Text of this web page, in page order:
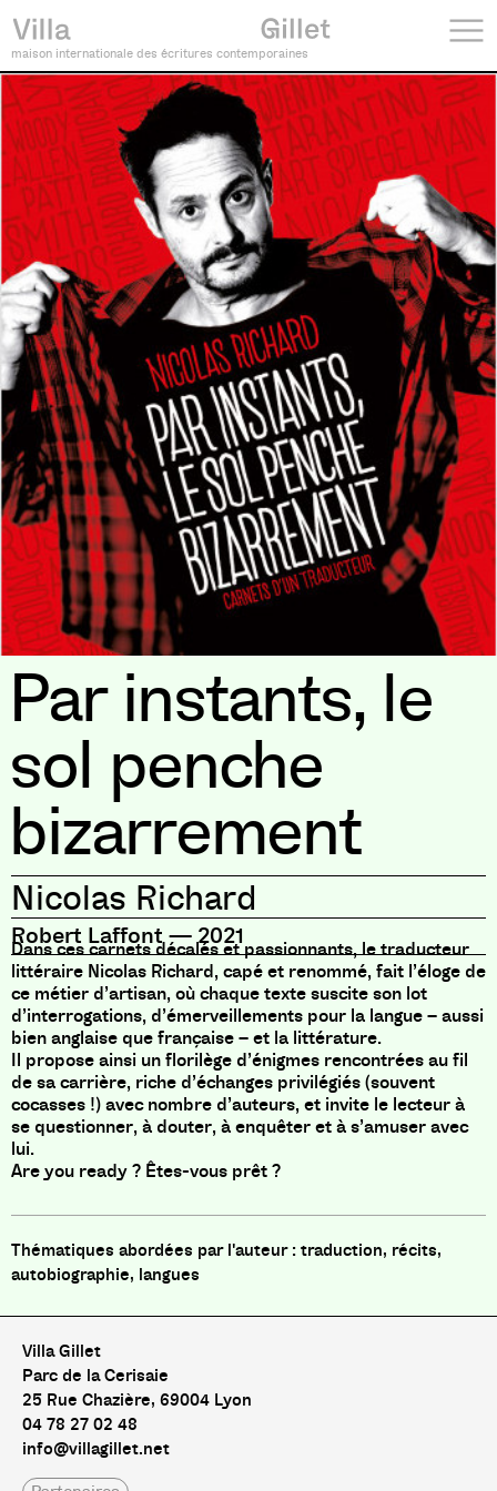
maison internationale des écritures contemporaines
Par instants, le
sol penche
bizarrement
Nicolas Richard
Robert Laffont—2021
Dans ces carnets décalés et passionnants, le traducteur
littéraire Nicolas Richard, capé et renommé, fait l’éloge de
ce métier d’artisan, où chaque texte suscite son lot
d’interrogations, d’émerveillements pour la langue – aussi
bien anglaise que française – et la littérature.
Il propose ainsi un florilège d’énigmes rencontrées au fil
de sa carrière, riche d’échanges privilégiés (souvent
cocasses !) avec nombre d’auteurs, et invite le lecteur à
se questionner, à douter, à enquêter et à s’amuser avec
lui.
Are you ready ? Êtes-vous prêt ?
traduction, récits,
autobiographie, langues
Villa Gillet
Parc de la Cerisaie
25 Rue Chazière, 69004 Lyon
04 78 27 02 48
info@villagillet.net